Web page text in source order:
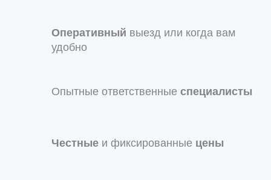
Оперативный выезд или когда вам
удобно
Опытные ответственные специалисты
Честные и фиксированные цены